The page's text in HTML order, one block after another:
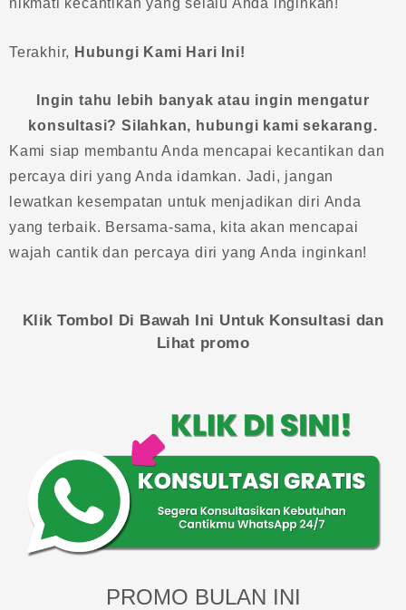
nikmati kecantikan yang selalu Anda inginkan!
Terakhir, Hubungi Kami Hari Ini!
Ingin tahu lebih banyak atau ingin mengatur
konsultasi? Silahkan, hubungi kami sekarang.
Kami siap membantu Anda mencapai kecantikan dan
percaya diri yang Anda idamkan. Jadi, jangan
lewatkan kesempatan untuk menjadikan diri Anda
yang terbaik. Bersama-sama, kita akan mencapai
wajah cantik dan percaya diri yang Anda inginkan!
Klik Tombol Di Bawah Ini Untuk Konsultasi dan
Lihat promo
PROMO BULAN INI